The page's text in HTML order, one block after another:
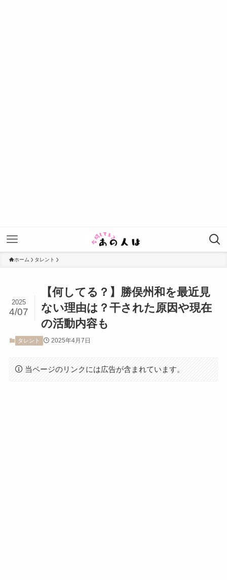
ホーム タレント
【何してる？】勝俣州和を最近見
ない理由は？干された原因や現在
の活動内容も
2025
4/07
タレント 2025年4月7日
当ページのリンクには広告が含まれています。